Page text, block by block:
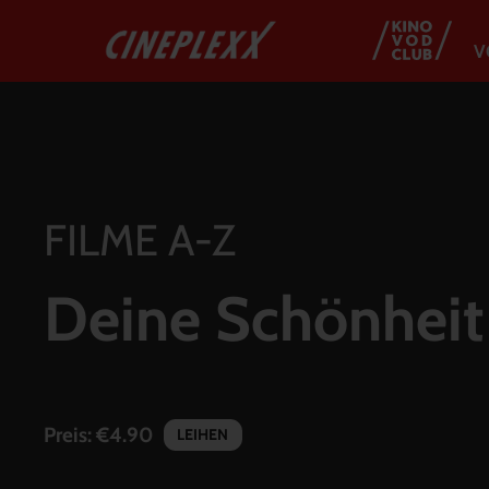
FILME A-Z
Deine
Preis: €4.90 LEIHEN